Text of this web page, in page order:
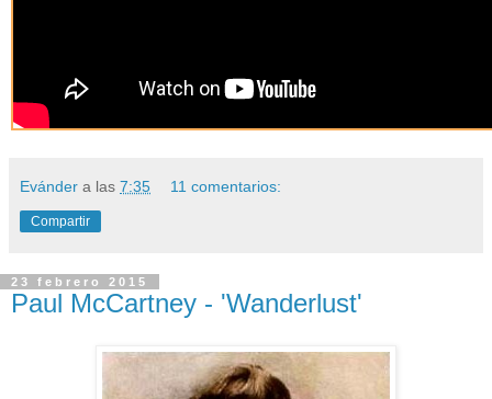
Evánder a las 7:35 11 comentarios:
Compartir
23 febrero 2015
Paul McCartney - 'Wanderlust'